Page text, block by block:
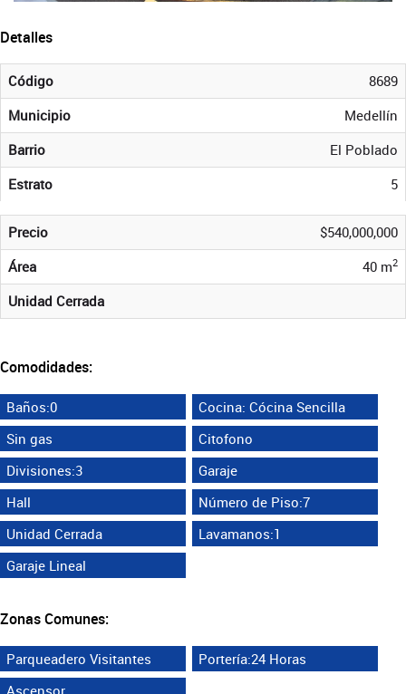
Detalles
Código
8689
Municipio
Medellín
Barrio
El Poblado
Estrato
5
Precio
$540,000,000
Área
40 m2
Unidad Cerrada
Comodidades:
Baños:0
Cocina: Cócina Sencilla
Sin gas
Citofono
Divisiones:3
Garaje
Hall
Número de Piso:7
Unidad Cerrada
Lavamanos:1
Garaje Lineal
Zonas Comunes:
Parqueadero Visitantes
Portería:24 Horas
Ascensor